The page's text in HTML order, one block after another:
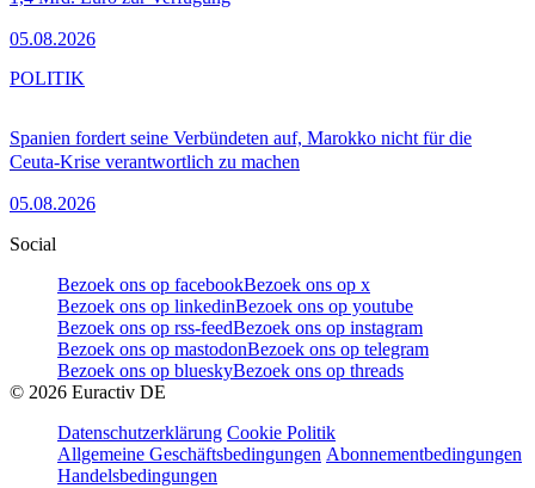
05.08.2026
Spanien fordert seine Verbündeten auf, Marokko nicht für die
Ceuta-Krise verantwortlich zu machen
05.08.2026
POLITIK
Social
Bezoek ons op facebookBezoek ons op x
Bezoek ons op linkedinBezoek ons op youtube
Bezoek ons op rss-feedBezoek ons op instagram
Bezoek ons op mastodonBezoek ons op telegram
Bezoek ons op blueskyBezoek ons op threads
© 2026 Euractiv DE
Datenschutzerklärung Cookie Politik
Allgemeine Geschäftsbedingungen Abonnementbedingungen
Handelsbedingungen